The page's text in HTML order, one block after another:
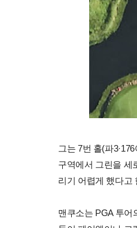
그는 7번 홀(파
구역에서 그린을 세
리기 어렵게 했다고
맨쿠소는 PGA 투어